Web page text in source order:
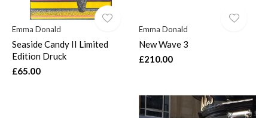
Emma Donald
Seaside Candy II Limited
Edition Druck
£65.00
Emma Donald
New Wave 3
£210.00